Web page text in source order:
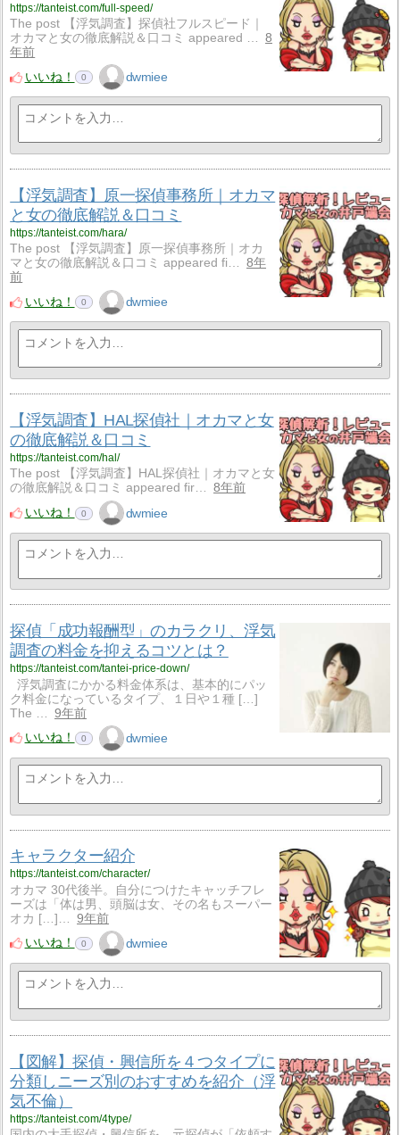
https://tanteist.com/full-speed/
The post 【浮気調査】探偵社フルスピード｜
オカマと女の徹底解説＆口コミ appeared …
8
年前
いいね！
0 dwmiee
【浮気調査】原一探偵事務所｜オカマ
と女の徹底解説＆口コミ
https://tanteist.com/hara/
The post 【浮気調査】原一探偵事務所｜オカ
マと女の徹底解説＆口コミ appeared fi…
8年
前
いいね！
0 dwmiee
【浮気調査】HAL探偵社｜オカマと女
の徹底解説＆口コミ
https://tanteist.com/hal/
The post 【浮気調査】HAL探偵社｜オカマと女
の徹底解説＆口コミ appeared fir…
8年前
いいね！
0 dwmiee
探偵「成功報酬型」のカラクリ、浮気
調査の料金を抑えるコツとは？
https://tanteist.com/tantei-price-down/
浮気調査にかかる料金体系は、基本的にパッ
ク料金になっているタイプ、１日や１種 […]
The …
9年前
いいね！
0 dwmiee
キャラクター紹介
https://tanteist.com/character/
オカマ 30代後半。自分につけたキャッチフレ
ーズは「体は男、頭脳は女、その名もスーパー
オカ […]…
9年前
いいね！
0 dwmiee
【図解】探偵・興信所を４つタイプに
分類しニーズ別のおすすめを紹介（浮
気不倫）
https://tanteist.com/4type/